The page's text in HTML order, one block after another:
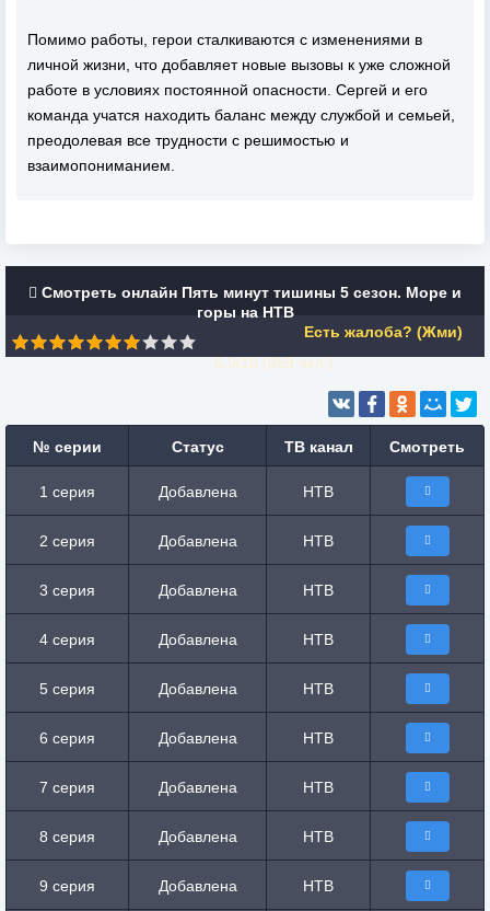
Помимо работы, герои сталкиваются с изменениями в
личной жизни, что добавляет новые вызовы к уже сложной
работе в условиях постоянной опасности. Сергей и его
команда учатся находить баланс между службой и семьей,
преодолевая все трудности с решимостью и
взаимопониманием.
Смотреть онлайн Пять минут тишины 5 сезон. Море и
горы на НТВ
Есть жалоба? (Жми)
6.9/10 (959чел.)
№ серии Статус ТВ канал Смотреть
1 серия Добавлена НТВ
2 серия Добавлена НТВ
3 серия Добавлена НТВ
4 серия Добавлена НТВ
5 серия Добавлена НТВ
6 серия Добавлена НТВ
7 серия Добавлена НТВ
8 серия Добавлена НТВ
9 серия Добавлена НТВ